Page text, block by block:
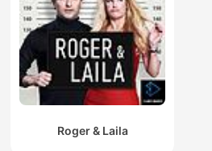
Roger & Laila